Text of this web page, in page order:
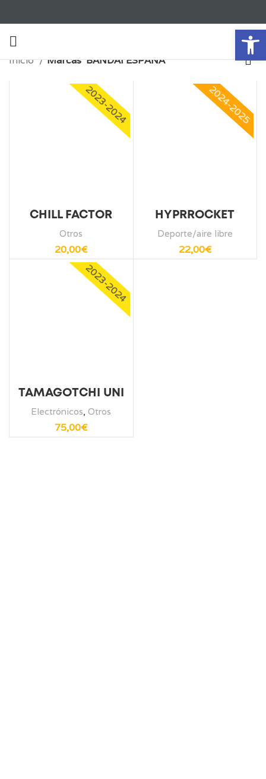
Inicio Marcas BANDAI ESPAÑA
2023-2024
CHILL FACTOR
Otros
20,00€
2024-2025
HYPRROCKET
Deporte/aire libre
22,00€
2023-2024
TAMAGOTCHI UNI
Electrónicos,Otros
75,00€